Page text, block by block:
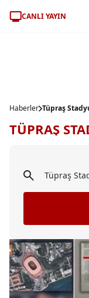
CANLI YAYIN
Haberler Tüpraş
TÜPRAŞ